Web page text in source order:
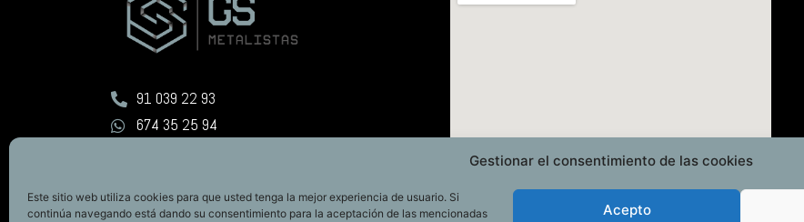
Gestionar el consentimiento de las cookies
Este sitio web utiliza cookies para que usted tenga la mejor experiencia de usuario. Si
continúa navegando está dando su consentimiento para la aceptación de las mencionadas
Acepto
91 039 22 93
674 35 25 94